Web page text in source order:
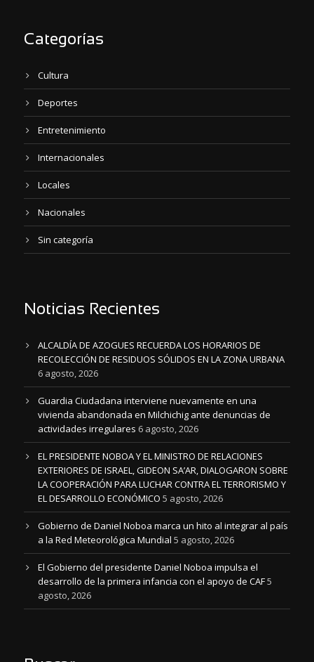
Categorías
Cultura
Deportes
Entretenimiento
Internacionales
Locales
Nacionales
Sin categoría
Noticias Recientes
ALCALDÍA DE AZOGUES RECUERDA LOS HORARIOS DE
RECOLECCIÓN DE RESIDUOS SÓLIDOS EN LA ZONA URBANA
6 agosto, 2026
Guardia Ciudadana interviene nuevamente en una
vivienda abandonada en Milchichig ante denuncias de
actividades irregulares 6 agosto, 2026
EL PRESIDENTE NOBOA Y EL MINISTRO DE RELACIONES
EXTERIORES DE ISRAEL, GIDEON SA’AR, DIALOGARON SOBRE
LA COOPERACIÓN PARA LUCHAR CONTRA EL TERRORISMO Y
EL DESARROLLO ECONÓMICO 5 agosto, 2026
Gobierno de Daniel Noboa marca un hito al integrar al país
a la Red Meteorológica Mundial 5 agosto, 2026
El Gobierno del presidente Daniel Noboa impulsa el
desarrollo de la primera infancia con el apoyo de CAF5
agosto, 2026